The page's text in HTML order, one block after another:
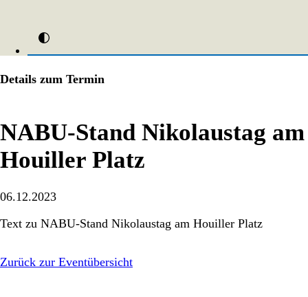
Details zum Termin
NABU-Stand Nikolaustag am
Houiller Platz
06.12.2023
Text zu NABU-Stand Nikolaustag am Houiller Platz
Zurück zur Eventübersicht